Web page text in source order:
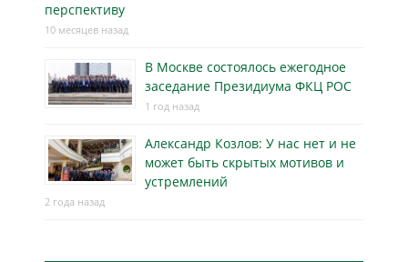
перспективу
10 месяцев назад
В Москве состоялось ежегодное
заседание Президиума ФКЦ РОС
1 год назад
Александр Козлов: У нас нет и не
может быть скрытых мотивов и
устремлений
2 года назад